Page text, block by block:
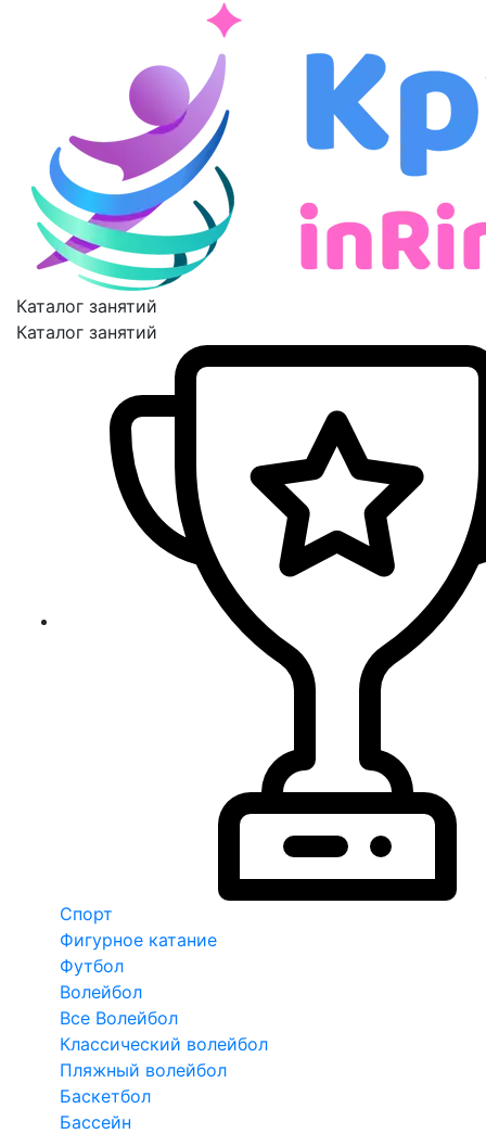
Каталог занятий
Каталог занятий
Спорт
Фигурное катание
Футбол
Волейбол
Все Волейбол
Классический волейбол
Пляжный волейбол
Баскетбол
Бассейн